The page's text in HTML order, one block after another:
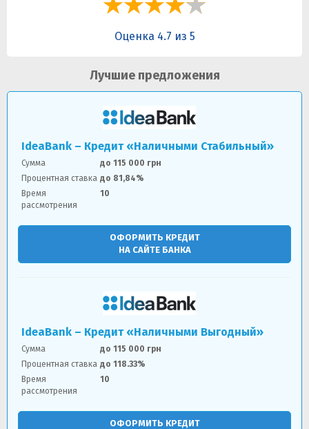
Оценка 4.7 из 5
Лучшие предложения
IdeaBank – Кредит «Наличными Стабильный»
Сумма
до 115 000 грн
Процентная ставка до 81,84%
Время
рассмотрения
10
ОФОРМИТЬ КРЕДИТ
НА САЙТЕ БАНКА
IdeaBank – Кредит «Наличными Выгодный»
Сумма
до 115 000 грн
Процентная ставка до 118.33%
Время
рассмотрения
10
ОФОРМИТЬ КРЕДИТ